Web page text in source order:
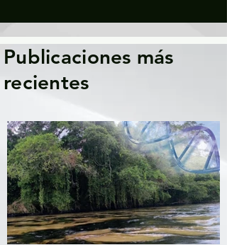
Publicaciones más
recientes